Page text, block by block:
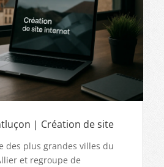
| Création de site
des plus grandes villes du
et regroupe de